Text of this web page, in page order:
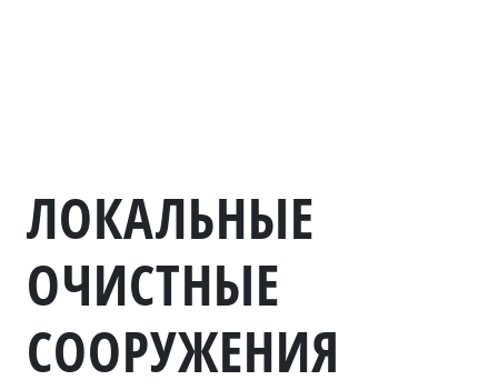
ЛОКАЛЬНЫЕ
ОЧИСТНЫЕ
СООРУЖЕНИЯ